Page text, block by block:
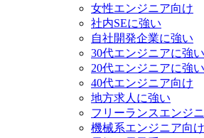
女性エンジニア向け
社内SEに強い
自社開発企業に強い
30代エンジニアに強い
20代エンジニアに強い
40代エンジニア向け
地方求人に強い
フリーランスエンジ
機械系エンジニア向け